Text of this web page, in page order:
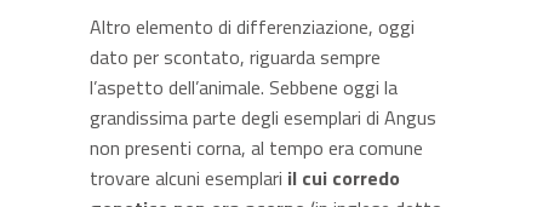
Altro elemento di differenziazione, oggi
dato per scontato, riguarda sempre
l’aspetto dell’animale. Sebbene oggi la
grandissima parte degli esemplari di Angus
non presenti corna, al tempo era comune
trovare alcuni esemplari il cui corredo